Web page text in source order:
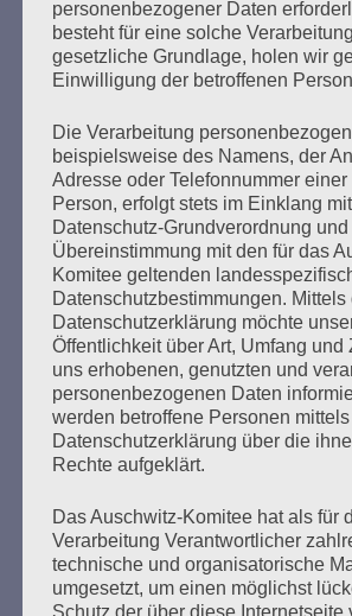
habe. Das Gutachten…
Seitennummerierung
der
Beiträge
Zurück
Ich habe versprochen:
Ich werde mein ganzes Leben dafür
es keine Faschisten, keine Nazis
Nirgendwo.
Esther Bejarano
personenbezogener Daten
besteht für eine solche
gesetzliche Grundlage, holen wir
Einwilligung der betroffenen
Die Verarbeitung
beispielsweise des Namens, der
Adresse oder Telefonnummer einer
Person, erfolgt stets im Einklang
Datenschutz-Grundverordnung und
Übereinstimmung mit den für das
Komitee geltenden
Datenschutzbestimmungen. Mittels
Datenschutzerklärung möchte
Öffentlichkeit über Art, Umfang und
uns erhobenen, genutzten und
personenbezogenen Daten
werden betroffene Personen
Datenschutzerklärung über die
Rechte aufgeklärt.
Das Auschwitz-Komitee hat als für
Verarbeitung Verantwortlicher
technische und organisatorische
umgesetzt, um einen möglichst
Schutz der über diese Internetseite